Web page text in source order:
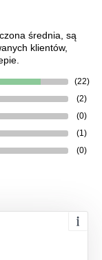
średnia, są
klientów,
(22)
(2)
(0)
(1)
(0)